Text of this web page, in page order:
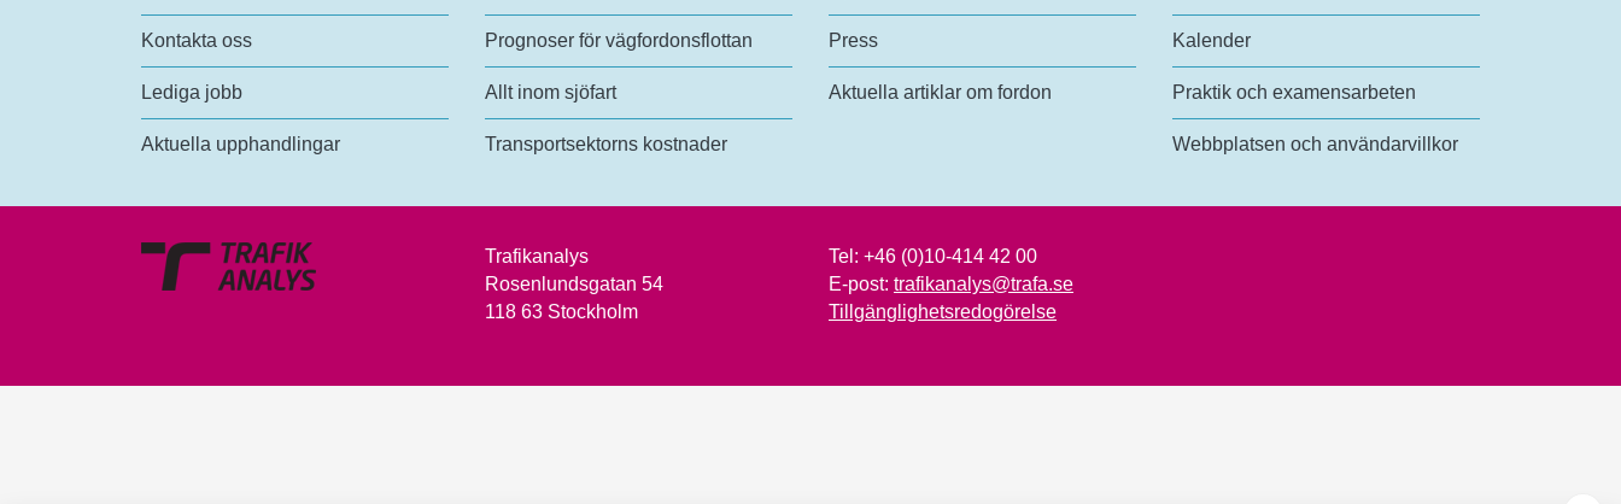
Kontakta oss
Lediga jobb
Aktuella upphandlingar
Prognoser för vägfordonsflottan
Allt inom sjöfart
Transportsektorns kostnader
Press
Aktuella artiklar om fordon
Kalender
Praktik och examensarbeten
Webbplatsen och användarvillkor
Trafikanalys
Rosenlundsgatan 54
118 63 Stockholm
Tel: +46 (0)10-414 42 00
E-post: trafikanalys@trafa.se
Tillgänglighetsredogörelse